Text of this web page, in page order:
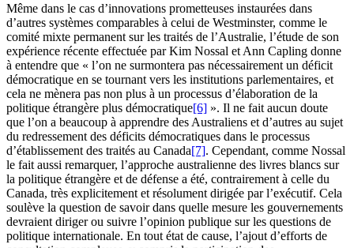
Même dans le cas d’innovations prometteuses instaurées dans
d’autres systèmes comparables à celui de Westminster, comme le
comité mixte permanent sur les traités de l’Australie, l’étude de son
expérience récente effectuée par Kim Nossal et Ann Capling donne
à entendre que « l’on ne surmontera pas nécessairement un déficit
démocratique en se tournant vers les institutions parlementaires, et
cela ne mènera pas non plus à un processus d’élaboration de la
politique étrangère plus démocratique[6] ». Il ne fait aucun doute
que l’on a beaucoup à apprendre des Australiens et d’autres au sujet
du redressement des déficits démocratiques dans le processus
d’établissement des traités au Canada[7]. Cependant, comme Nossal
le fait aussi remarquer, l’approche australienne des livres blancs sur
la politique étrangère et de défense a été, contrairement à celle du
Canada, très explicitement et résolument dirigée par l’exécutif. Cela
soulève la question de savoir dans quelle mesure les gouvernements
devraient diriger ou suivre l’opinion publique sur les questions de
politique internationale. En tout état de cause, l’ajout d’efforts de